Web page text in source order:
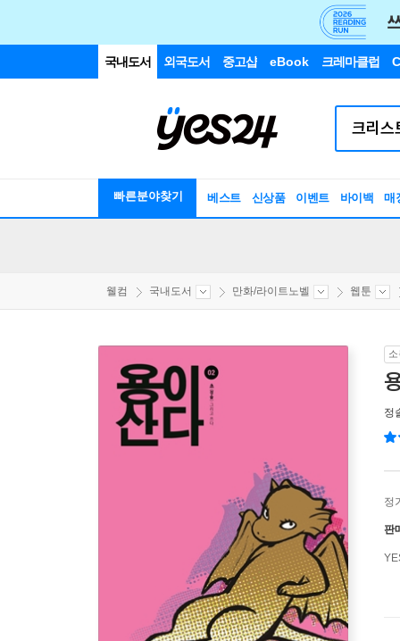
국내도서 외국도서 중고샵 eBook 크레마클럽
빠른분야찾기 베스트 신상품 이벤트 바이백 매
웰컴 국내도서 만화/라이트노벨 웹툰
정
정
판